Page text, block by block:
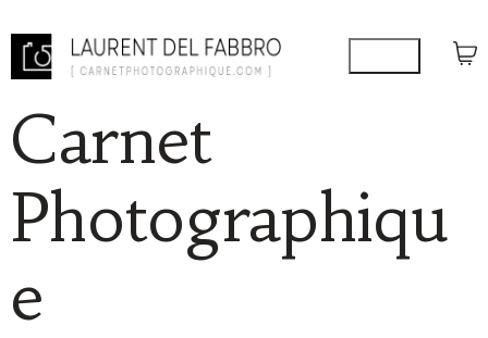
Carnet
Photographiqu
e